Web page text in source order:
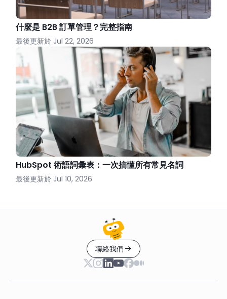
什麼是 B2B 訂單管理？完整指南
最後更新於 Jul 22, 2026
HubSpot 術語詞彙表：一次搞懂所有常見名詞
最後更新於 Jul 10, 2026
聯絡我們